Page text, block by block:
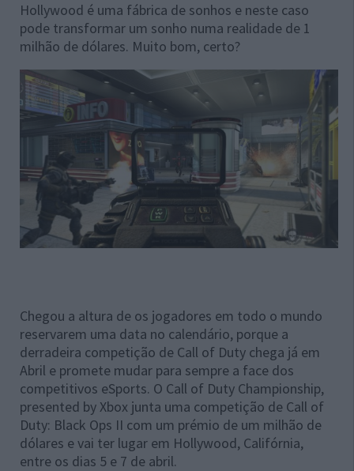
Hollywood é uma fábrica de sonhos e neste caso
pode transformar um sonho numa realidade de 1
milhão de dólares. Muito bom, certo?
Chegou a altura de os jogadores em todo o mundo
reservarem uma data no calendário, porque a
derradeira competição de Call of Duty chega já em
Abril e promete mudar para sempre a face dos
competitivos eSports. O Call of Duty Championship,
presented by Xbox junta uma competição de Call of
Duty: Black Ops II com um prémio de um milhão de
dólares e vai ter lugar em Hollywood, Califórnia,
entre os dias 5 e 7 de abril.